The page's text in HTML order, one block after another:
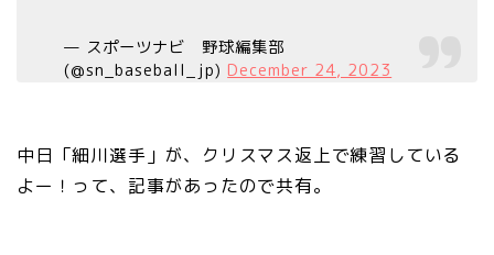
— スポーツナビ 野球編集部
(@sn_baseball_jp) December 24, 2023
中日「細川選手」が、クリスマス返上で練習している
よー！って、記事があったので共有。